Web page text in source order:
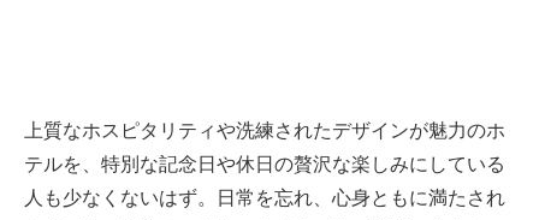
上質なホスピタリティや洗練されたデザインが魅力のホ
テルを、特別な記念日や休日の贅沢な楽しみにしている
人も少なくないはず。日常を忘れ、心身ともに満たされ